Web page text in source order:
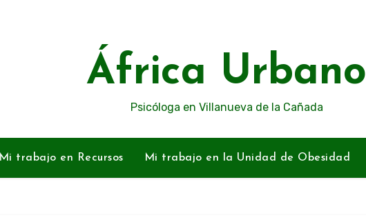
África Urbano
Psicóloga en Villanueva de la Cañada
Mi trabajo en Recursos Mi trabajo en la Unidad de Obesidad